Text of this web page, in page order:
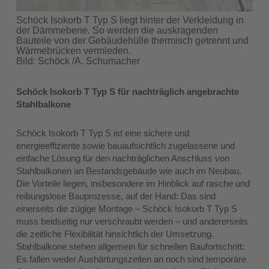
Schöck Isokorb T Typ S liegt hinter der Verkleidung in
der Dämmebene. So werden die auskragenden
Bauteile von der Gebäudehülle thermisch getrennt und
Wärmebrücken vermieden.
Bild: Schöck /A. Schumacher
Schöck Isokorb T Typ S für nachträglich angebrachte
Stahlbalkone
Schöck Isokorb T Typ S ist eine sichere und
energieeffiziente sowie bauaufsichtlich zugelassene und
einfache Lösung für den nachträglichen Anschluss von
Stahlbalkonen an Bestandsgebäude wie auch im Neubau.
Die Vorteile liegen, insbesondere im Hinblick auf rasche und
reibungslose Bauprozesse, auf der Hand: Das sind
einerseits die zügige Montage – Schöck Isokorb T Typ S
muss beidseitig nur verschraubt werden – und andererseits
die zeitliche Flexibilität hinsichtlich der Umsetzung.
Stahlbalkone stehen allgemein für schnellen Baufortschritt:
Es fallen weder Aushärtungszeiten an noch sind temporäre